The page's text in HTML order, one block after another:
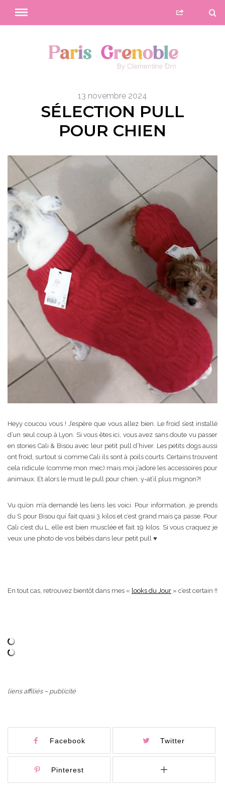
13 novembre 2024
SÉLECTION PULL
POUR CHIEN
Heyy coucou vous ! J’espère que vous allez bien. Le froid s’est installé
d’un seul coup à Lyon. Si vous êtes ici, vous avez sans doute vu passer
en stories Cali & Bisou avec leur petit pull d’hiver. Les petits dogs aussi
ont froid, surtout si comme Cali ils sont à poils courts. Certains trouvent
cela ridicule (comme mon mec) mais moi j’adore les accessoires pour
animaux. Et alors le must le pull pour chien, y-at’il plus mignon?!
Vu qu’on m’a demandé les liens les voici. Pour information, je prends
du S pour Bisou qui fait quasi 3 kilos et c’est grand mais ça passe. Pour
Cali c’est du L, elle est bien musclée et fait 19 kilos. Si vous craquez je
veux une photo de vos bébés dans leur petit pull ♥
En tout cas, retrouvez bientôt dans mes « looks du Jour » c’est certain !!
liens affiliés – publicité
Facebook Twitter
Pinterest